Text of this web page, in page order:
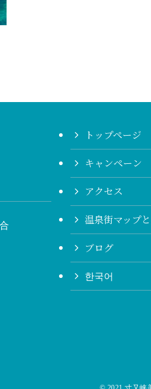
トップページ
キャンペーン
アクセス
温泉街マップ
ブログ
한국어